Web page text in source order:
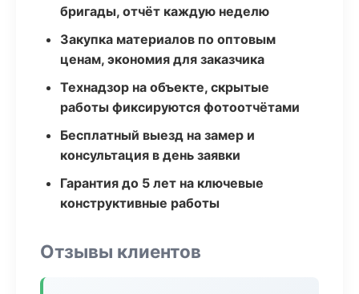
бригады, отчёт каждую неделю
Закупка материалов по оптовым
ценам, экономия для заказчика
Технадзор на объекте, скрытые
работы фиксируются фотоотчётами
Бесплатный выезд на замер и
консультация в день заявки
Гарантия до 5 лет на ключевые
конструктивные работы
Отзывы клиентов